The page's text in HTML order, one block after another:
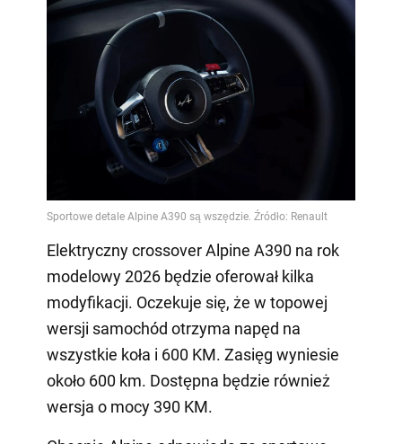
Elektryczny crossover Alpine A390 na rok
modelowy 2026 będzie oferował kilka
modyfikacji. Oczekuje się, że w topowej
wersji samochód otrzyma napęd na
wszystkie koła i 600 KM. Zasięg wyniesie
około 600 km. Dostępna będzie również
wersja o mocy 390 KM.